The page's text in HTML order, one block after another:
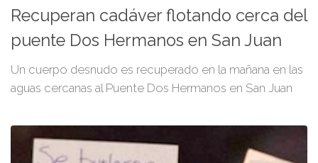
Recuperan cadáver flotando cerca del
puente Dos Hermanos en San Juan
Un cuerpo desnudo es recuperado en la mañana en las
aguas cercanas al Puente Dos Hermanos en San Juan